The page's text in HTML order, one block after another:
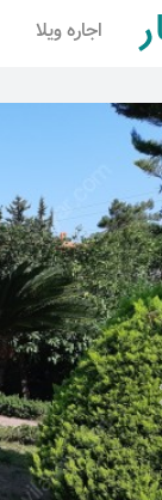
اجاره ویلا